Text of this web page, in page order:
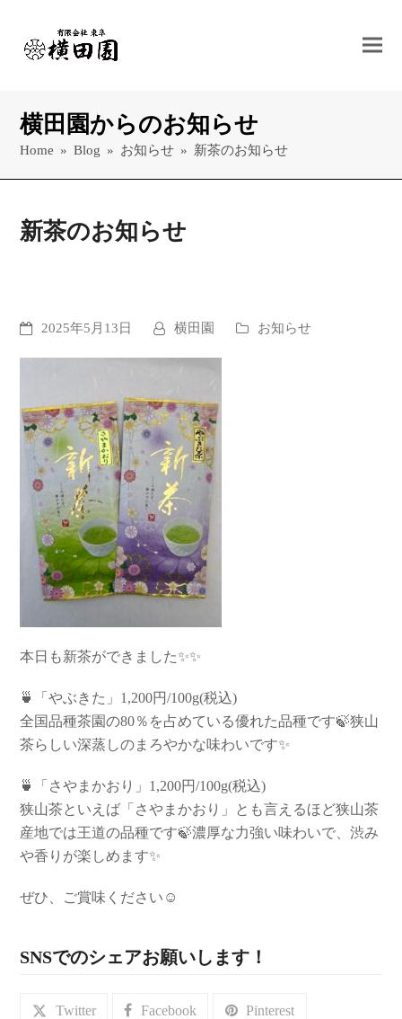
横田園からのお知らせ
Home » Blog » お知らせ » 新茶のお知らせ
新茶のお知らせ
2025年5月13日 横田園 お知らせ
本日も新茶ができました✨✨
🍵「やぶきた」1,200円/100g(税込)
全国品種茶園の80％を占めている優れた品種です🍃狭山
茶らしい深蒸しのまろやかな味わいです✨
🍵「さやまかおり」1,200円/100g(税込)
狭山茶といえば「さやまかおり」とも言えるほど狭山茶
産地では王道の品種です🍃濃厚な力強い味わいで、渋み
や香りが楽しめます✨
ぜひ、ご賞味ください☺️
SNSでのシェアお願いします！
Twitter Facebook Pinterest